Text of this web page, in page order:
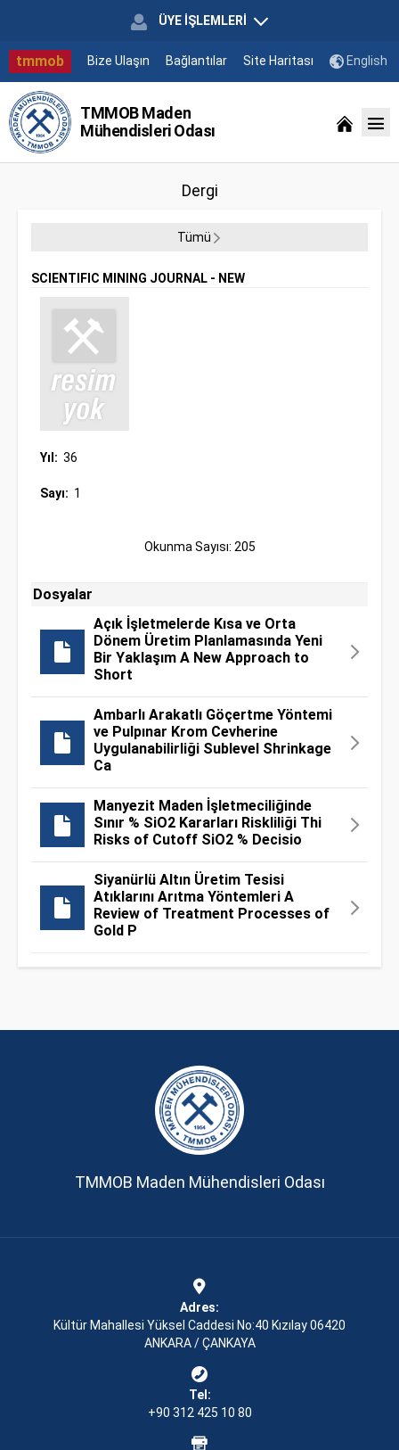
ÜYE İŞLEMLERİ
tmmob Bize Ulaşın Bağlantılar Site Haritası English
TMMOB Maden
Mühendisleri Odası
Dergi
Tümü
SCIENTIFIC MINING JOURNAL - NEW
Yıl: 36
Sayı: 1
Okunma Sayısı: 205
Dosyalar
Açık İşletmelerde Kısa ve Orta
Dönem Üretim Planlamasında Yeni
Bir Yaklaşım A New Approach to
Short
Ambarlı Arakatlı Göçertme Yöntemi
ve Pulpınar Krom Cevherine
Uygulanabilirliği Sublevel Shrinkage
Ca
Manyezit Maden İşletmeciliğinde
Sınır % SiO2 Kararları Riskliliği Thi
Risks of Cutoff SiO2 % Decisio
Siyanürlü Altın Üretim Tesisi
Atıklarını Arıtma Yöntemleri A
Review of Treatment Processes of
Gold P
TMMOB Maden Mühendisleri Odası
Adres:
Kültür Mahallesi Yüksel Caddesi No:40 Kızılay 06420
ANKARA / ÇANKAYA
Tel:
+90 312 425 10 80